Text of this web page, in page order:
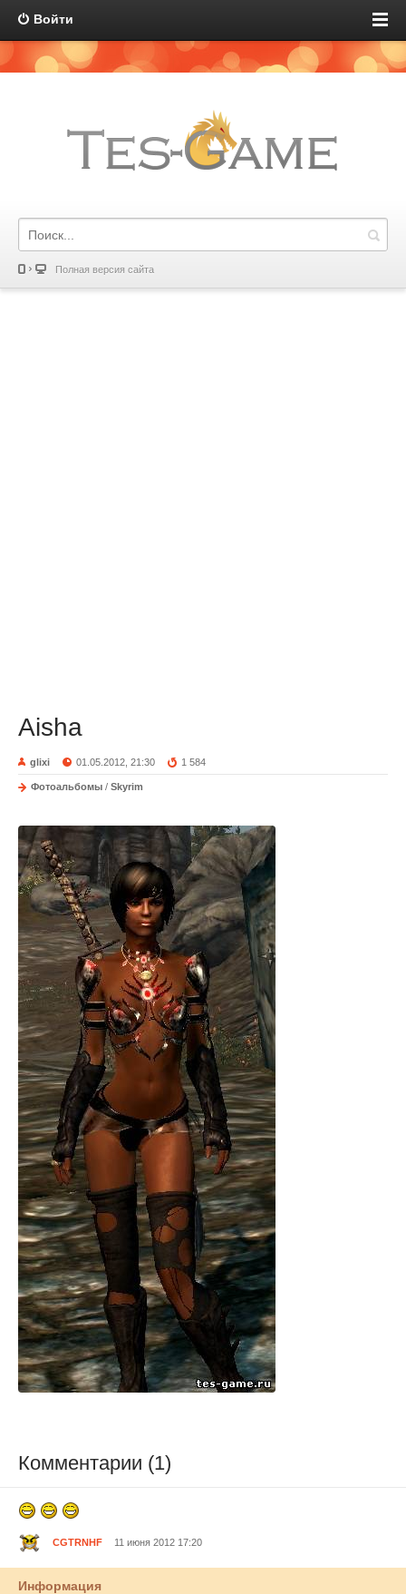
Войти
Полная версия сайта
Aisha
glixi 01.05.2012, 21:30 1 584
Фотоальбомы / Skyrim
Комментарии (1)
CGTRNHF 11 июня 2012 17:20
Информация